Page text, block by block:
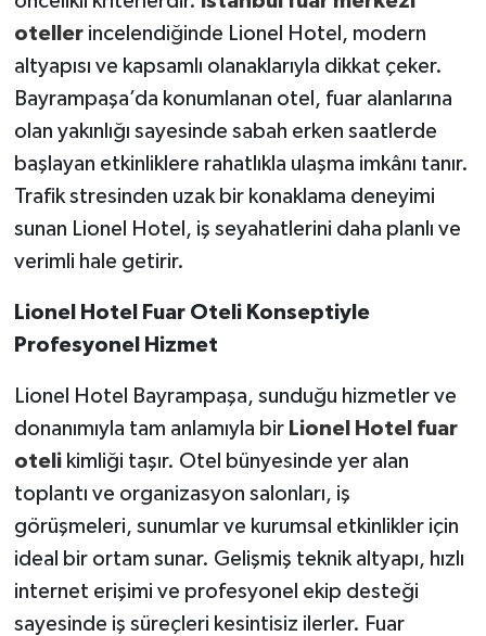
otellerincelendiğinde Lionel Hotel, modern
altyapısı ve kapsamlı olanaklarıyla dikkat çeker.
Bayrampaşa’da konumlanan otel, fuar alanlarına
olan yakınlığı sayesinde sabah erken saatlerde
başlayan etkinliklere rahatlıkla ulaşma imkânı tanır.
Trafik stresinden uzak bir konaklama deneyimi
sunan Lionel Hotel, iş seyahatlerini daha planlı ve
verimli hale getirir.
Lionel Hotel Fuar Oteli Konseptiyle
Profesyonel Hizmet
Lionel Hotel Bayrampaşa, sunduğu hizmetler ve
donanımıyla tam anlamıyla bir Lionel Hotel fuar
otelikimliği taşır. Otel bünyesinde yer alan
toplantı ve organizasyon salonları, iş
görüşmeleri, sunumlar ve kurumsal etkinlikler için
ideal bir ortam sunar. Gelişmiş teknik altyapı, hızlı
internet erişimi ve profesyonel ekip desteği
sayesinde iş süreçleri kesintisiz ilerler. Fuar